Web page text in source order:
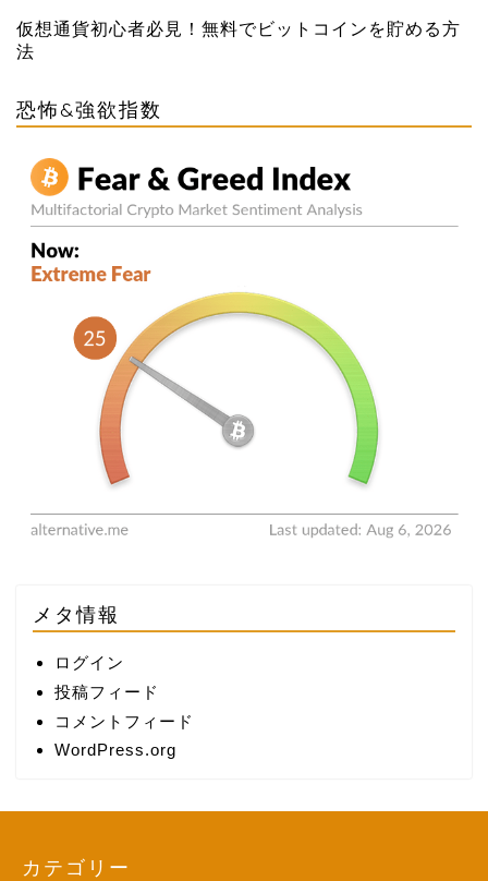
仮想通貨初心者必見！無料でビットコインを貯める方
法
恐怖&強欲指数
メタ情報
ログイン
投稿フィード
コメントフィード
WordPress.org
カテゴリー